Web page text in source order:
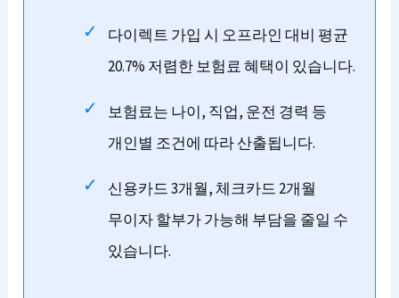
다이렉트 가입 시 오프라인 대비 평균
20.7% 저렴한 보험료 혜택이 있습니다.
보험료는 나이, 직업, 운전 경력 등
개인별 조건에 따라 산출됩니다.
신용카드 3개월, 체크카드 2개월
무이자 할부가 가능해 부담을 줄일 수
있습니다.